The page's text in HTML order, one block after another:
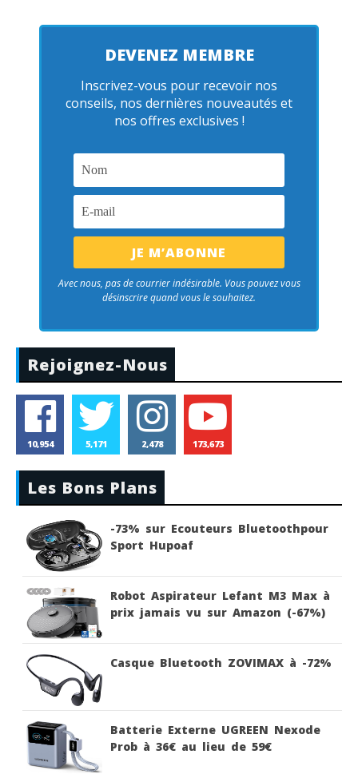
DEVENEZ MEMBRE
Inscrivez-vous pour recevoir nos
conseils, nos dernières nouveautés et
nos offres exclusives !
Avec nous, pas de courrier indésirable. Vous pouvez vous
désinscrire quand vous le souhaitez.
Rejoignez-Nous
10,954 5,171 2,478 173,673
Les Bons Plans
-73% sur Ecouteurs Bluetoothpour
Sport Hupoaf
Robot Aspirateur Lefant M3 Max à
prix jamais vu sur Amazon (-67%)
Casque Bluetooth ZOVIMAX à -72%
Batterie Externe UGREEN Nexode
Prob à 36€ au lieu de 59€